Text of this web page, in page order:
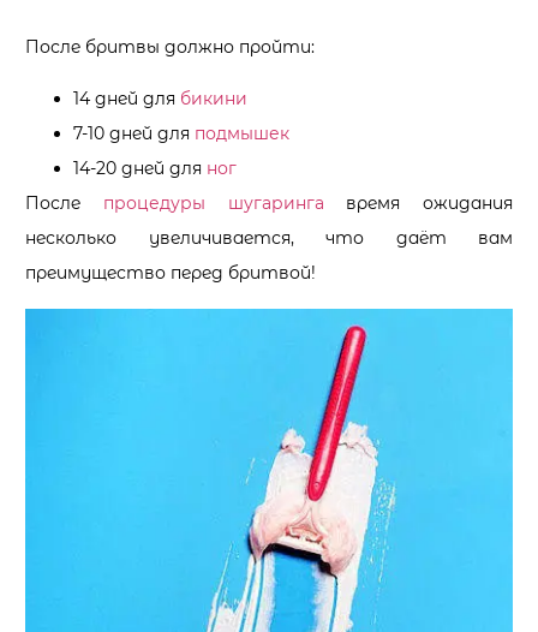
После бритвы должно пройти:
14 дней для бикини
7-10 дней для подмышек
14-20 дней для ног
После процедуры шугаринга время ожидания
несколько увеличивается, что даёт вам
преимущество перед бритвой!